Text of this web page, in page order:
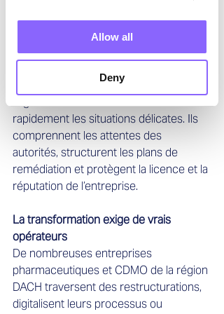
Allow all
Deny
constat critique ou doit se préparer à
de nouvelles exigences, les entreprises
ont besoin d’une expertise immédiate.
assurance qualité et affaires
rapidement les situations délicates. Ils
comprennent les attentes des
autorités, structurent les plans de
remédiation et protègent la licence et la
réputation de l’entreprise.
La transformation exige de vrais
opérateurs
De nombreuses entreprises
pharmaceutiques et CDMO de la région
DACH traversent des restructurations,
digitalisent leurs processus ou